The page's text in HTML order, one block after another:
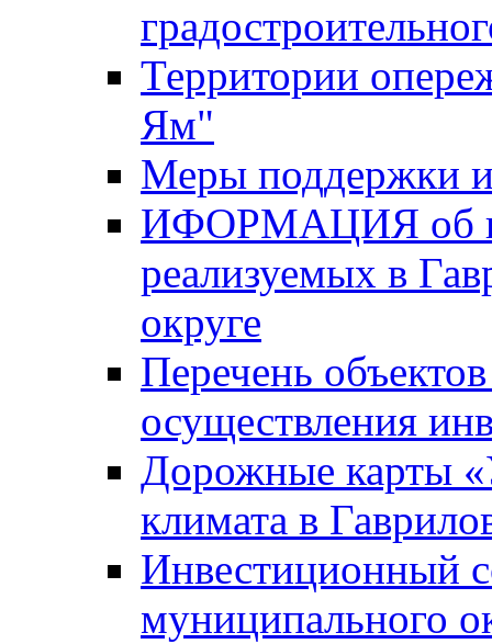
Территории
Ям"
Меры поддержки
ИФОРМАЦИЯ об
реализуемых в
округе
Перечень
осуществления
Дорожные карты
климата в
Инвестиционный
муниципального